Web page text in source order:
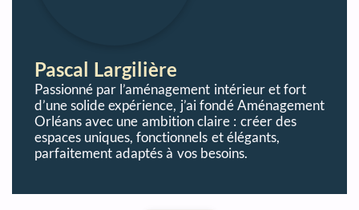
Pascal Largilière
Passionné par l’aménagement intérieur et fort
d’une solide expérience, j’ai fondé Aménagement
Orléans avec une ambition claire : créer des
espaces uniques, fonctionnels et élégants,
parfaitement adaptés à vos besoins.